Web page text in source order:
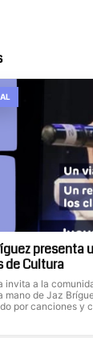
presenta
de Cultura
invita a la
mano de Jaz
por canciones y